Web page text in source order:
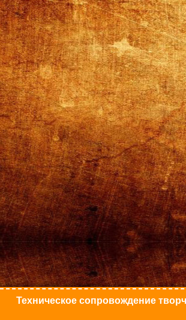
Техническое сопровождение